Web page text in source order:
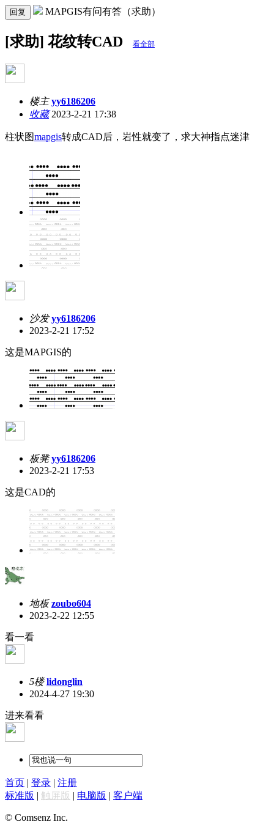
回复 MAPGIS有问有答（求助）
[求助] 花纹转CAD 看全部
楼主 yy6186206
收藏2023-2-21 17:38
柱状图mapgis转成CAD后，岩性就变了，求大神指点迷津
沙发 yy6186206
2023-2-21 17:52
这是MAPGIS的
板凳 yy6186206
2023-2-21 17:53
这是CAD的
地板 zoubo604
2023-2-22 12:55
看一看
5楼 lidonglin
2024-4-27 19:30
进来看看
首页 | 登录 | 注册
标准版 | 触屏版 | 电脑版 | 客户端
© Comsenz Inc.